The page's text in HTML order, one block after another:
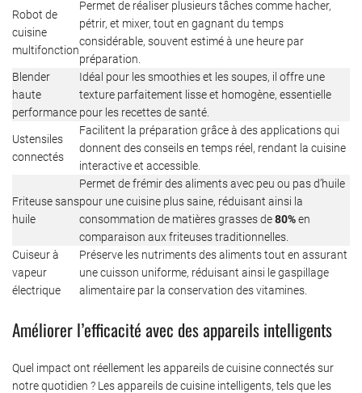
Robot de
cuisine
multifonction
Permet de réaliser plusieurs tâches comme hacher,
pétrir, et mixer, tout en gagnant du temps
considérable, souvent estimé à une heure par
préparation.
Blender
haute
performance
Idéal pour les smoothies et les soupes, il offre une
texture parfaitement lisse et homogène, essentielle
pour les recettes de santé.
Ustensiles
connectés
Facilitent la préparation grâce à des applications qui
donnent des conseils en temps réel, rendant la cuisine
interactive et accessible.
Friteuse sans
huile
Permet de frémir des aliments avec peu ou pas d’huile
pour une cuisine plus saine, réduisant ainsi la
consommation de matières grasses de80%en
comparaison aux friteuses traditionnelles.
Cuiseur à
vapeur
électrique
Préserve les nutriments des aliments tout en assurant
une cuisson uniforme, réduisant ainsi le gaspillage
alimentaire par la conservation des vitamines.
Améliorer l’efficacité avec des appareils intelligents
Quel impact ont réellement les appareils de cuisine connectés sur
notre quotidien ? Les appareils de cuisine intelligents, tels que les